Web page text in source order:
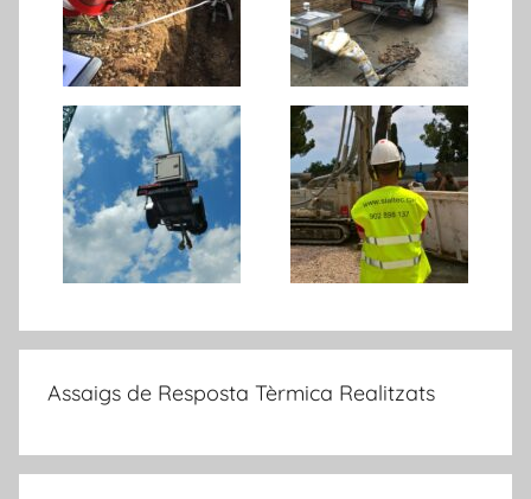
Assaigs de Resposta Tèrmica Realitzats